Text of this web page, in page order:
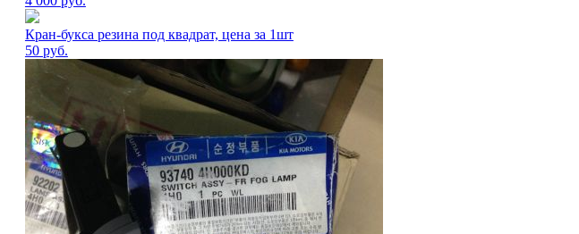
Кран-букса резина под квадрат, цена за 1шт
50 руб.